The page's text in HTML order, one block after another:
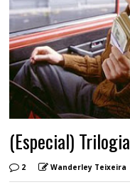
(Especial)
2 Wanderley Teixeira